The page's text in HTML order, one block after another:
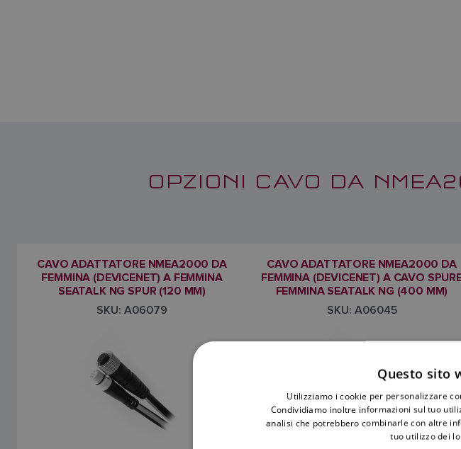
OPZIONI CAVO DA
CAVO ADATTATORE NMEA2000 DA
FEMMINA (DEVICENET) A FEMMINA
SEATALK NG SPUR (120 MM)
SKU: A06079
CAVO ADATTATORE NMEA2000 DA
FEMMINA (DEVICENET) A CAVO
FEMMINA SEATALK NG (400 MM)
SKU: A06045
Questo sito
Utilizziamo i cookie per personalizzare
Condividiamo inoltre informazioni sul tuo
analisi che potrebbero combinarle con altre
tuo utilizzo dei